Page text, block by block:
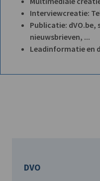
Interviewcreatie:
Publicatie:
nieuwsbrieven, ...
Leadinformatie en
DVO